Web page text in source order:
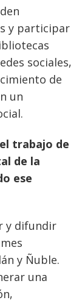
y participar
sociales,
de
un
trabajo de
de la
ese
y difundir
y Ñuble.
una